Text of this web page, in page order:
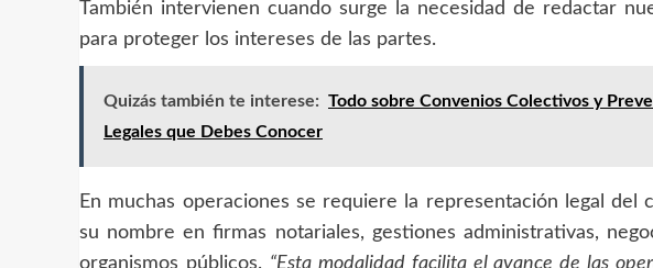
También intervienen cuando surge la necesidad de redactar
para proteger los intereses de las partes.
Quizás también te interese: Todo sobre Convenios Colectivos y
Legales que Debes Conocer
En muchas operaciones se requiere la representación legal del
su nombre en firmas notariales, gestiones administrativas,
organismos públicos. “Esta modalidad facilita el avance de las